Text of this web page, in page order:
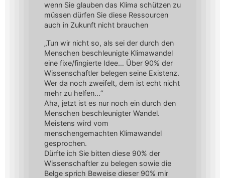
wenn Sie glauben das Klima schützen zu
müssen dürfen Sie diese Ressourcen
auch in Zukunft nicht brauchen
„Tun wir nicht so, als sei der durch den
Menschen beschleunigte Klimawandel
eine fixe/fingierte Idee… Über 90% der
Wissenschaftler belegen seine Existenz.
Wer da noch zweifelt, dem ist echt nicht
mehr zu helfen…“
Aha, jetzt ist es nur noch ein durch den
Menschen beschleunigter Wandel.
Meistens wird vom
menschengemachten Klimawandel
gesprochen.
Dürfte ich Sie bitten diese 90% der
Wissenschaftler zu belegen sowie die
Belge sprich Beweise dieser 90% mir